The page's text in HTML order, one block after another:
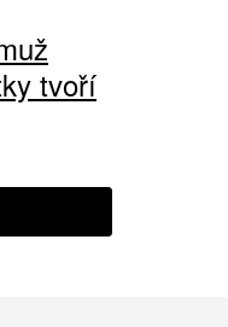
tvoří